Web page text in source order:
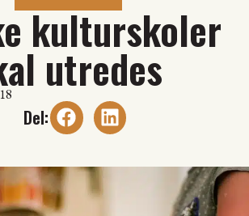
kulturskoler
utredes